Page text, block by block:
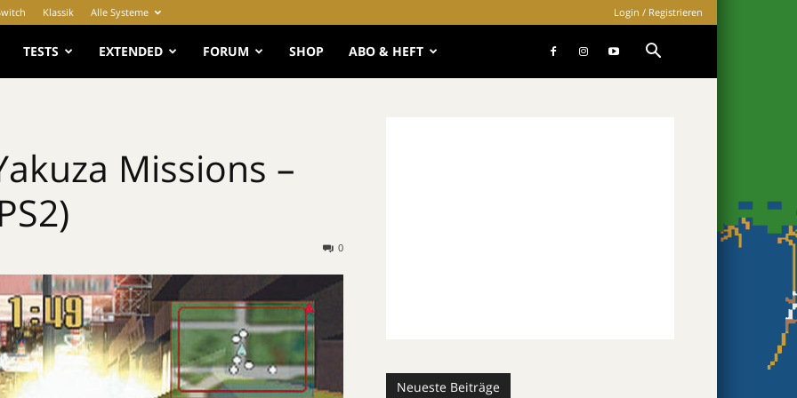
Klassik Alle Systeme Login / Registrieren
TESTS EXTENDED FORUM SHOP ABO & HEFT
Missions –
0
Neueste Beiträge